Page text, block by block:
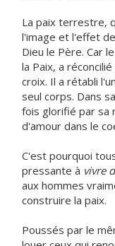
La paix terrestre,
l'image et l'effet
Dieu le Père. Car
la Paix, a
croix. Il a rétabli
seul corps. Dans
fois glorifié par sa
d'amour dans le
C'est pourquoi
pressante à vivre
aux hommes
construire la paix.
Poussés par le